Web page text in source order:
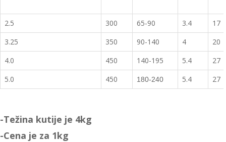
2.5 300 65-90 3.4
17
3.25
350 90-140 4
20
4.0
450 140-195 5.4
27
5.0
450 180-240 5.4 27
-Težina kutije je 4kg
-Cena je za 1kg